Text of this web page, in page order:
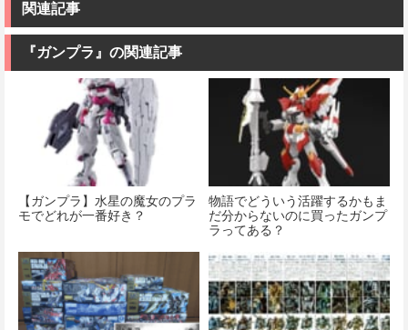
関連記事
『ガンプラ』の関連記事
【ガンプラ】水星の魔女のプラ
モでどれが一番好き？
物語でどういう活躍するかもま
だ分からないのに買ったガンプ
ラってある？